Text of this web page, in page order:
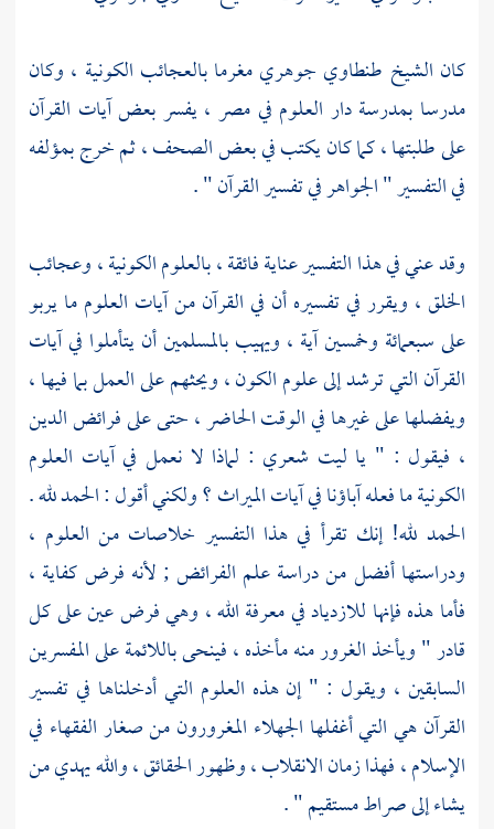
كان الشيخ طنطاوي جوهريمغرما بالعجائب الكونية ، وكان
مدرسا بمدرسة دار العلوم فيمصر ، يفسر بعض آيات القرآن
على طلبتها ، كما كان يكتب في بعض الصحف ، ثم خرج بمؤلفه
في التفسير " الجواهر في تفسير القرآن " .
وقد عني في هذا التفسير عناية فائقة ، بالعلوم الكونية ، وعجائب
الخلق ، ويقرر في تفسيره أن في القرآن من آيات العلوم ما يربو
على سبعمائة وخمسين آية ، ويهيب بالمسلمين أن يتأملوا في آيات
القرآن التي ترشد إلى علوم الكون ، ويحثهم على العمل بما فيها ،
ويفضلها على غيرها في الوقت الحاضر ، حتى على فرائض الدين
، فيقول : " يا ليت شعري : لماذا لا نعمل في آيات العلوم
الكونية ما فعله آباؤنا في آيات الميراث ؟ ولكني أقول : الحمد لله .
الحمد لله! إنك تقرأ في هذا التفسير خلاصات من العلوم ،
ودراستها أفضل من دراسة علم الفرائض ; لأنه فرض كفاية ،
فأما هذه فإنها للازدياد في معرفة الله ، وهي فرض عين على كل
قادر " ويأخذ الغرور منه مأخذه ، فينحى باللائمة على المفسرين
السابقين ، ويقول : " إن هذه العلوم التي أدخلناها في تفسير
القرآن هي التي أغفلها الجهلاء المغرورون من صغار الفقهاء في
الإسلام ، فهذا زمان الانقلاب ، وظهور الحقائق ، والله يهدي من
يشاء إلى صراط مستقيم " .